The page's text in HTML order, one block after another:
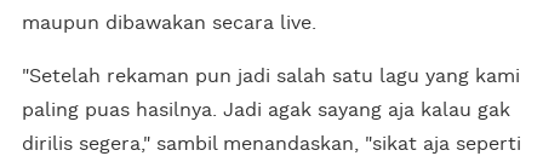
maupun dibawakan secara live.
"Setelah rekaman pun jadi salah satu lagu yang kami
paling puas hasilnya. Jadi agak sayang aja kalau gak
dirilis segera," sambil menandaskan, "sikat aja seperti